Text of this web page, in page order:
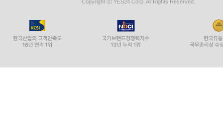
Copyright ⓒ YES24 Corp. All Rights Reserved.